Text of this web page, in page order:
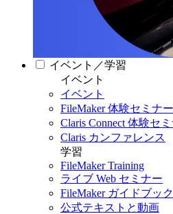
イベント／学習
イベント
イベント
FileMaker 体験セミナー
Claris Connect 体験セ
Claris カンファレンス
学習
FileMaker Training
ライブ Web セミナー
FileMaker ガイドブック
公式テキストと動画